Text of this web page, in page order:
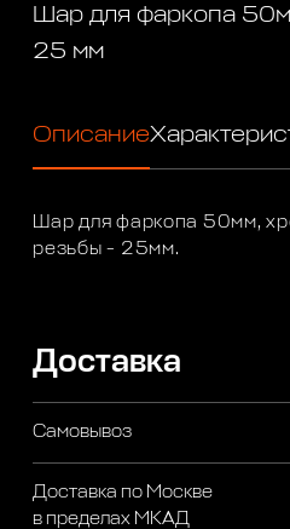
Шар для фаркопа
25 мм
Описание
Шар для фаркопа 50мм,
резьбы - 25мм.
Доставка
Самовывоз
Доставка по Москве
в пределах МКАД